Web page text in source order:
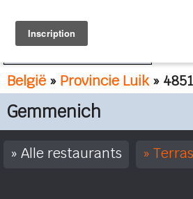
België » Provincie Luik»
Gemmenich
Alle restaurants